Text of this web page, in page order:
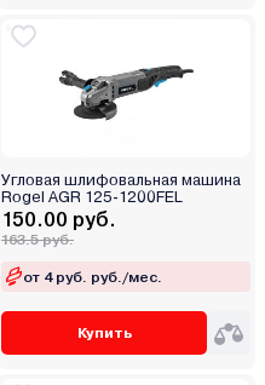
Угловая шлифовальная машина
Rogel AGR 125-1200FEL
150.00 руб.
163.5 руб.
от 4 руб. руб./мес.
Купить